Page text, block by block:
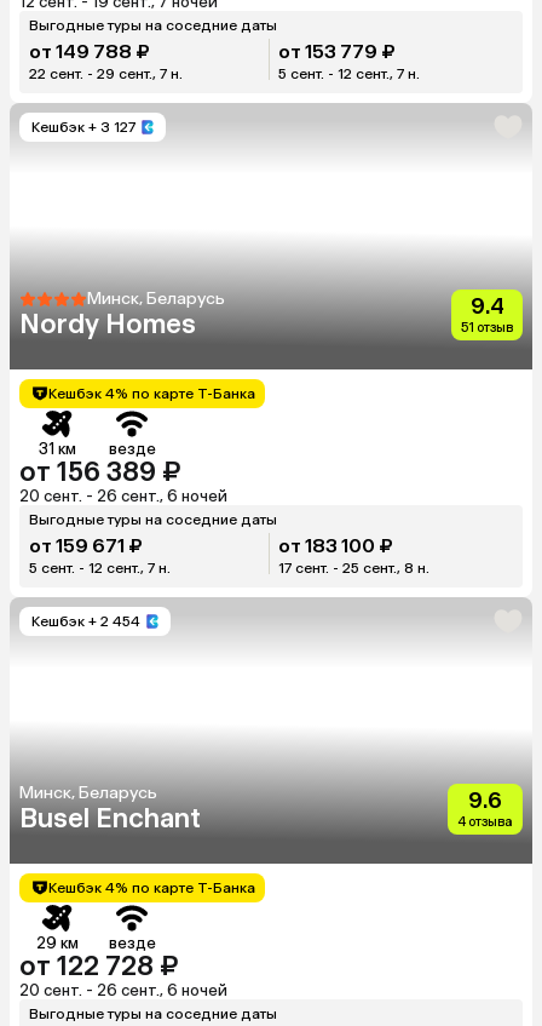
Выгодные туры на соседние даты
от 149 788 ₽
22 сент. - 29 сент., 7 н.
от 153 779 ₽
5 сент. - 12 сент., 7 н.
Кешбэк + 3 127
Минск, Беларусь
Nordy Homes
9.4
51 отзыв
Кешбэк 4% по карте Т-Банка
31 км везде
от 156 389 ₽
20 сент. - 26 сент., 6 ночей
Выгодные туры на соседние даты
от 159 671 ₽
5 сент. - 12 сент., 7 н.
от 183 100 ₽
17 сент. - 25 сент., 8 н.
Кешбэк + 2 454
Минск, Беларусь
Busel Enchant
9.6
4 отзыва
Кешбэк 4% по карте Т-Банка
29 км везде
от 122 728 ₽
20 сент. - 26 сент., 6 ночей
Выгодные туры на соседние даты